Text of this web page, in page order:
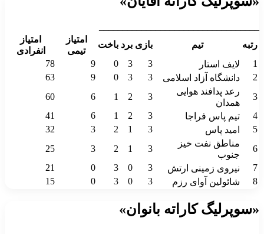
رتبه
تیم بازی برد باخت
امتیاز
تیمی
امتیاز
انفرادی
1
لایف استار 3
3
0
9
78
2
دانشگاه آزاد اسلامی 3
3
0
9
63
3
رعد پدافند هوایی
همدان
3
2
1
6
60
4
تیم پاس فراجا 3
2
1
6
41
5
امید پاس 3
1
2
3
32
6
مناطق نفت خیز
جنوب
3
1
2
3
25
7
نیروی زمینی ارتش 3
0
3
0
21
8
شائولین آوای رزم 3
0
3
0
15
«سوپرلیگ کاراته بانوان»